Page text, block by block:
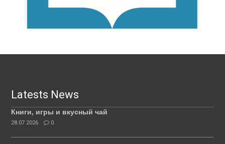
Latests News
Книги, игры и вкусный чай
28.07.2026 0.